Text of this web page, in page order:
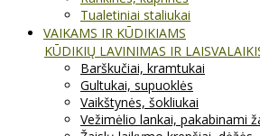
Tualetiniai staliukai
VAIKAMS IR KŪDIKIAMS
KŪDIKIŲ LAVINIMAS IR
Barškučiai, kramtukai
Gultukai, supuoklės
Vaikštynės, šokliukai
Vežimėlio lankai, pakabinami